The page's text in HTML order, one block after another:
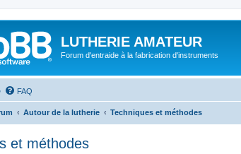
LUTHERIE AMATEUR
Forum d'entraide à la fabrication d'instruments
FAQ
Autour de la lutherie Techniques et méthodes
et méthodes